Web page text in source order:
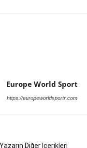
Europe World Sport
https://europeworldsportr.com
Yazarın Diğer İçerikleri